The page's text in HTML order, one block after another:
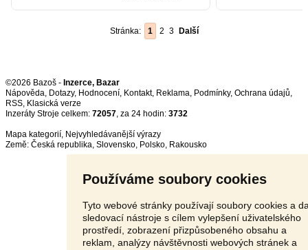
Používáme soubory cookies
Tyto webové stránky používají soubory cookies a
sledovací nástroje s cílem vylepšení uživatelského
prostředí, zobrazení přizpůsobeného obsahu a
reklam, analýzy návštěvnosti webových stránek a
Stránka: 1 2 3 Další
©2026 Bazoš - Inzerce, Bazar
Nápověda, Dotazy, Hodnocení, Kontakt, Reklama, Podmínky, Ochrana údajů,
RSS,
Inzeráty Stroje celkem: 72057, za 24 hodin: 3732
Mapa kategorií, Nejvyhledávanější výrazy
Země: Česká republika, Slovensko, Polsko, Rakousko